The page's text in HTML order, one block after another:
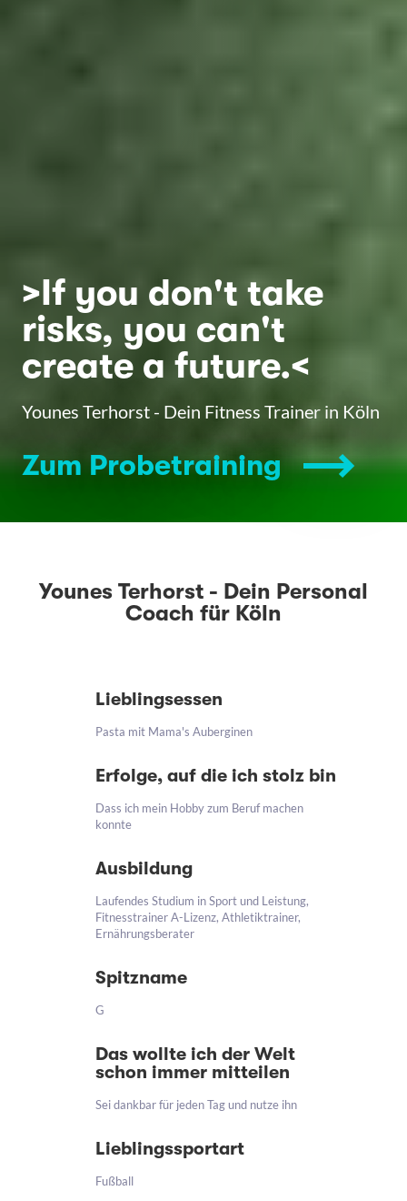
>If you don't take
risks, you can't
create a future.<
Younes Terhorst - Dein Fitness Trainer in Köln
Zum Probetraining
Younes Terhorst - Dein Personal
Coach für Köln
Lieblingsessen
Pasta mit Mama's Auberginen
Erfolge, auf die ich stolz bin
Dass ich mein Hobby zum Beruf machen
konnte
Ausbildung
Laufendes Studium in Sport und Leistung,
Fitnesstrainer A-Lizenz, Athletiktrainer,
Ernährungsberater
Spitzname
G
Das wollte ich der Welt
schon immer mitteilen
Sei dankbar für jeden Tag und nutze ihn
Lieblingssportart
Fußball